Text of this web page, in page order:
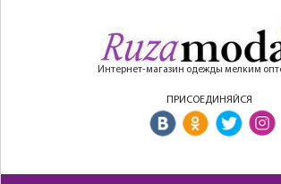
Интернет-магазин одежды мелким
ПРИСОЕДИНЯЙСЯ